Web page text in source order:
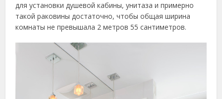
для установки душевой кабины, унитаза и примерно
такой раковины достаточно, чтобы общая ширина
комнаты не превышала 2 метров 55 сантиметров.